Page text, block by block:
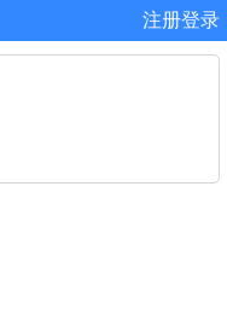
注册登录